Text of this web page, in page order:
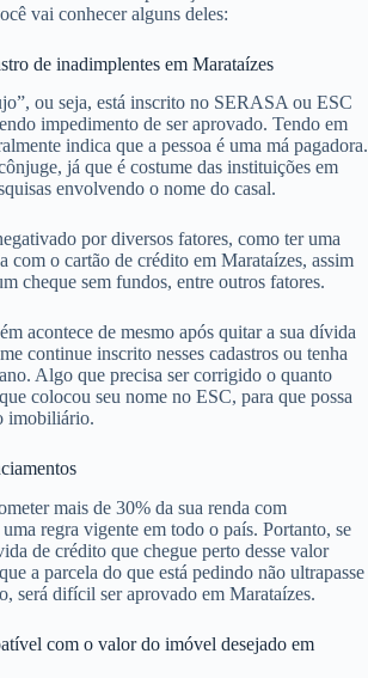
vai conhecer alguns deles:
de inadimplentes em Marataízes
ou seja, está inscrito no SERASA ou ESC
impedimento de ser aprovado. Tendo em
indica que a pessoa é uma má pagadora.
já que é costume das instituições em
envolvendo o nome do casal.
por diversos fatores, como ter uma
com o cartão de crédito em Marataízes, assim
cheque sem fundos, entre outros fatores.
acontece de mesmo após quitar a sua dívida
continue inscrito nesses cadastros ou tenha
Algo que precisa ser corrigido o quanto
colocou seu nome no ESC, para que possa
imobiliário.
mais de 30% da sua renda com
regra vigente em todo o país. Portanto, se
de crédito que chegue perto desse valor
a parcela do que está pedindo não ultrapasse
será difícil ser aprovado em Marataízes.
com o valor do imóvel desejado em